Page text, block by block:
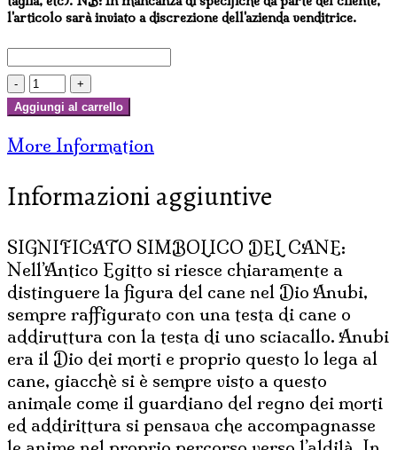
l'articolo sarà inviato a discrezione dell'azienda venditrice.
CIOTOLA
DOPPIA
S.
CON
CODINO
quantità
Aggiungi al carrello
More Information
Informazioni aggiuntive
SIGNIFICATO SIMBOLICO DEL CANE:
Nell’Antico Egitto si riesce chiaramente a
distinguere la figura del cane nel Dio Anubi,
sempre raffigurato con una testa di cane o
addiruttura con la testa di uno sciacallo. Anubi
era il Dio dei morti e proprio questo lo lega al
cane, giacchè si è sempre visto a questo
animale come il guardiano del regno dei morti
ed addirittura si pensava che accompagnasse